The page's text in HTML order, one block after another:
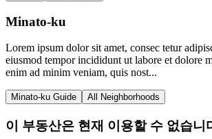
Minato-ku
Lorem ipsum dolor sit amet, consec tetur
eiusmod tempor incididunt ut labore et dolore
enim ad minim veniam, quis nost...
Minato-ku Guide All Neighborhoods
이 부동산은 현재 이용할 수 없습니